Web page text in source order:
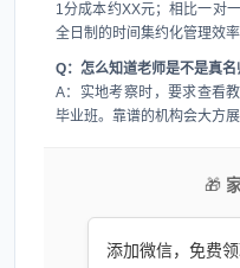
1分成本约XX元；相比一对
全日制的时间集约化管理效率
Q：怎么知道老师是不是真名
A：实地考察时，要求查看
毕业班。靠谱的机构会大方展
🎁
添加微信，免费